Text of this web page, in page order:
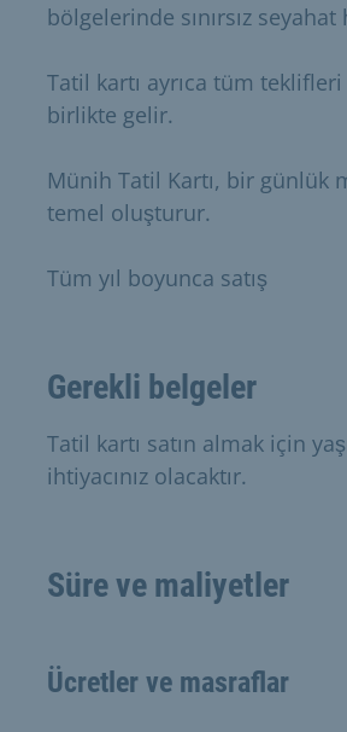
bölgelerinde sınırsız seyahat
Tatil kartı ayrıca tüm
birlikte gelir.
Münih Tatil Kartı, bir günlük
temel oluşturur.
Tüm yıl boyunca satış
Gerekli belgeler
Tatil kartı satın almak için
ihtiyacınız olacaktır.
Süre ve maliyetler
Ücretler ve masraflar